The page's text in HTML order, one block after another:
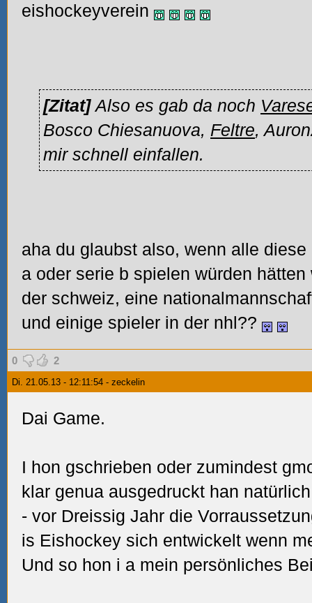
eishockeyverein
[Zitat]Also es gab da noch
Bosco Chiesanuova, Feltre,
mir schnell einfallen.
aha du glaubst also, wenn alle
a oder serie b spielen würden
der schweiz, eine
und einige spieler in der nhl??
0 2
Di. 21.05.13 - 12:11:54 - zeckelin
Dai Game.
I hon gschrieben oder zumindest
klar genua ausgedruckt han
- vor Dreissig Jahr die
is Eishockey sich entwickelt wenn
Und so hon i a mein persönliches